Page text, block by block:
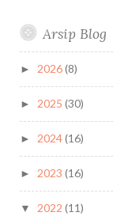
Arsip Blog
► 2026(8)
► 2025 (30)
► 2024(16)
► 2023 (16)
▼ 2022 (11)